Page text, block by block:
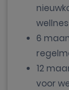
6
12
voor